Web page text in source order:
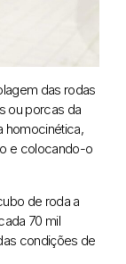
das rodas
ou porcas da
homocinética,
e colocando-o
de roda a
70 mil
condições de